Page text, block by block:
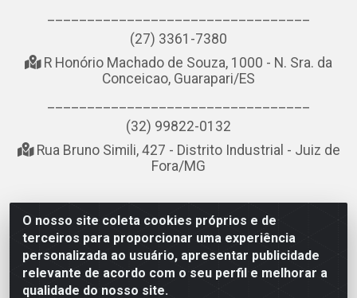
O nosso site coleta cookies próprios e de
terceiros para proporcionar uma experiência
personalizada ao usuário, apresentar publicidade
relevante de acordo com o seu perfil e melhorar a
qualidade do nosso site.
(27) 3361-7380
R Honório Machado de Souza, 1000 - N. Sra. da
Conceicao, Guarapari/ES
(32) 99822-0132
Rua Bruno Simili, 427 - Distrito Industrial - Juiz de
Fora/MG
NOBREDO COMÉRCIO E LOGÍSTICA LTDA - AV DA ABDIAS
JOSÉ DOS SANTOS, LADO ÍMPAR 8921 - RIO DO OURO, SÃO
GONÇALO/RJ - CEP 24.756-151 - CNPJ 21.074.121/0001-58